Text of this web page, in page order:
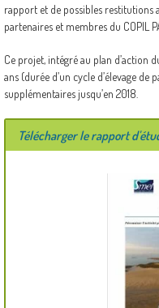
rapport et de possibles restitutions
partenaires et membres du COPIL
Ce projet, intégré au plan d’action
ans (durée d’un cycle d’élevage de
supplémentaires jusqu’en 2018.
Télécharger le rapport